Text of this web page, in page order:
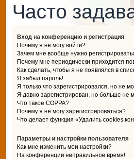
Часто
Вход на конференцию и регистрация
Почему я не могу войти?
Зачем мне вообще нужно
Почему мне периодически приходится
Как сделать, чтобы я не появлялся в
Я забыл пароль!
Я только что зарегистрировался, но не
Я давно зарегистрирован, но больше не
Что такое COPPA?
Почему я не могу зарегистрироваться?
Что делает функция «Удалить cookies
Параметры и настройки пользователя
Как мне изменить мои настройки?
На конференции неправильное время!